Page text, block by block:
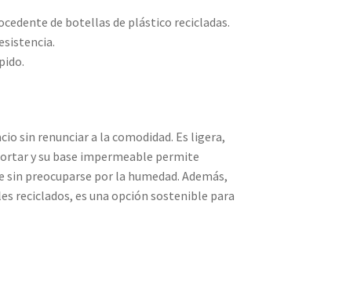
de botellas de plástico recicladas.
sin renunciar a la comodidad. Es ligera,
y su base impermeable permite
preocuparse por la humedad. Además,
reciclados, es una opción sostenible para